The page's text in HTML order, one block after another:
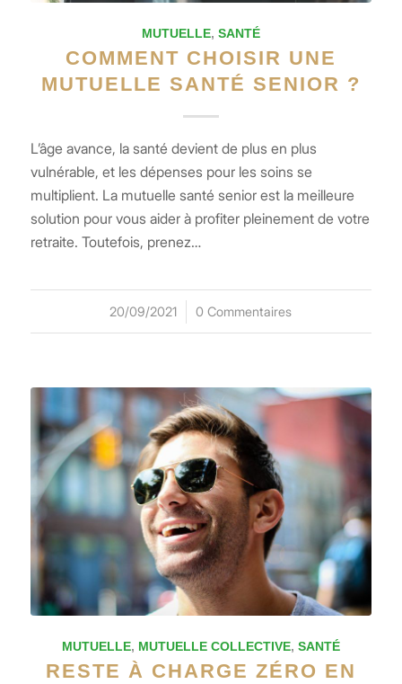
MUTUELLE, SANTÉ
COMMENT CHOISIR UNE
MUTUELLE SANTÉ SENIOR ?
L’âge avance, la santé devient de plus en plus
vulnérable, et les dépenses pour les soins se
multiplient. La mutuelle santé senior est la meilleure
solution pour vous aider à profiter pleinement de votre
retraite. Toutefois, prenez…
20/09/2021
/ 0 Commentaires
MUTUELLE, MUTUELLE COLLECTIVE, SANTÉ
RESTE À CHARGE ZÉRO EN